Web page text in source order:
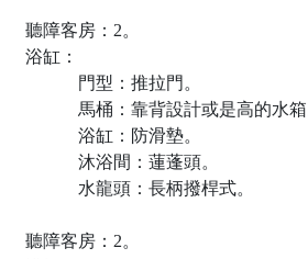
聽障客房：2。
浴缸：
門型：推拉門。
馬桶：靠背設計或是高的水箱
浴缸：防滑墊。
沐浴間：蓮蓬頭。
水龍頭：長柄撥桿式。
聽障客房：2。